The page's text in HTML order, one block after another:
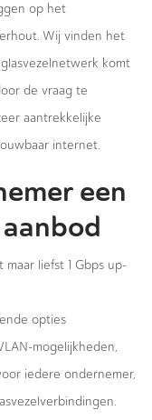
op het
Wij vinden het
komt
de vraag te
aantrekkelijke
internet.
een
liefst 1 Gbps up-
opties
mogelijkheden,
iedere ondernemer,